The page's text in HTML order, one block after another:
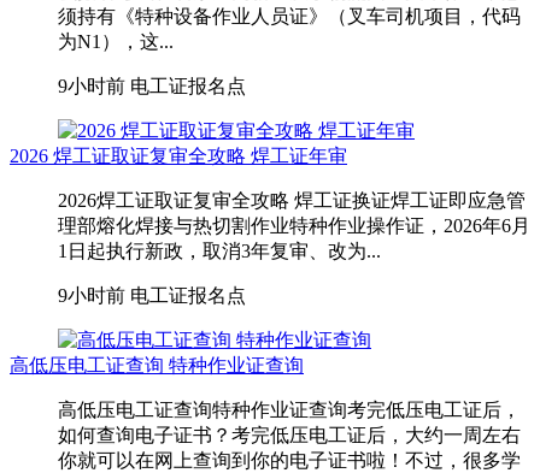
须持有《特种设备作业人员证》（叉车司机项目，代码
为N1）‌，这...
9小时前 电工证报名点
2026 焊工证取证复审全攻略 焊工证年审
2026焊工证取证复审全攻略 焊工证换证焊工证即应急管
理部熔化焊接与热切割作业特种作业操作证，2026年6月
1日起执行新政，取消3年复审、改为...
9小时前 电工证报名点
高低压电工证查询 特种作业证查询
高低压电工证查询特种作业证查询考完低压电工证后，
如何查询电子证书？考完低压电工证后，大约一周左右
你就可以在网上查询到你的电子证书啦！不过，很多学